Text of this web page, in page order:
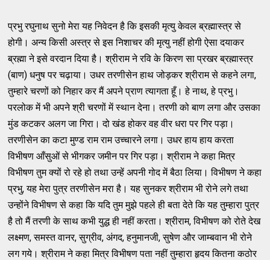
प्रभु रघुनाथ सुनो मेरा यह निवेदन है कि इसकी मृत्यु केवल ब्रह्मास्त्र से
होगी। अन्य किसी अस्त्र से इस निशाचर की मृत्यु नहीं होगी ऐसा दयाकर
ब्रह्मा ने इसे वरदान दिया है। श्रीराम ने रवि के किरण सा प्रखर ब्रह्मास्त्र
(बाण) धनुष पर चढ़ाया। उधर तरणीसेन हाथ जोड़कर श्रीराम से कहने लगा,
तुम्हारे चरणों को निहार कर मैं अपने प्राण त्यागता हूँ। हे नाथ, हे प्रभु।
परलोक में भी अपने श्री चरणों में स्थान देना। तरणी को बाण लगा और उसका
मुंड कटकर अलग जा गिरा। दो खंड होकर वह वीर धरा पर गिर पड़ा।
तरणीसेन का कटा मुण्ड राम राम उच्चारने लगा। उधर हाय हाय करता
विभीषण आँसुओं से भीगकर जमीन पर गिर पड़ा। श्रीराम ने कहा मित्र
विभीषण तुम क्यों रो रहे हो तथा उन्हें अपनी गोद में बैठा लिया। विभीषण ने कहा
प्रभु, यह मेरा पुत्र तरणीसेन मरा है। यह सुनकर श्रीराम भी रोने लगे तथा
उन्होंने विभीषण से कहा कि यदि तुम मुझे पहले ही बता देते कि यह तुम्हारा पुत्र
है तो मैं तरणी के साथ कभी युद्ध ही नहीं करता। श्रीराम, विभीषण को रोते देख
लक्ष्मण, समस्त वानर, सुग्रीव, अंगद, हनुमानजी, सुषेण और जाम्बवान भी रोने
लग गये। श्रीराम ने कहा मित्र विभीषण पता नहीं तुम्हारा हृदय कितना कठोर